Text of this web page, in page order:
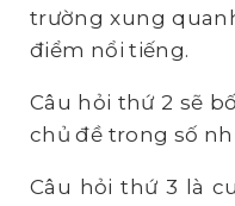
trường xung
điểm nổi tiếng.
Câu hỏi thứ 2 sẽ
chủ đề trong số
Câu hỏi thứ 3 là